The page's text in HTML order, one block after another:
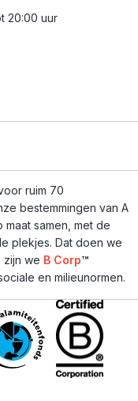
20:00 uur
ruim 70
bestemmingen van A
samen, met de
plekjes. Dat doen we
zijn we B Corp™
en milieunormen.